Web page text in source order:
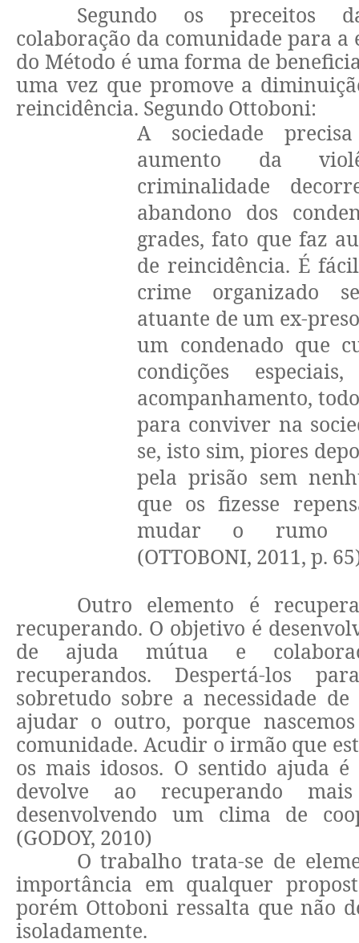
Segundo os preceitos
colaboração da comunidade para a
do Método é uma forma de
uma vez que promove a
reincidência. Segundo Ottoboni:
A sociedade
aumento da
criminalidade
abandono dos
grades, fato que faz
de reincidência. É
crime organizado
atuante de um ex-
um condenado que
condições
acompanhamento,
para conviver na
se, isto sim, piores
pela prisão sem
que os fizesse
mudar o rumo
(OTTOBONI, 2011, p.
Outro elemento é
recuperando. O objetivo é
de ajuda mútua e
recuperandos. Despertá-los
sobretudo sobre a necessidade
ajudar o outro, porque
comunidade. Acudir o irmão que
os mais idosos. O sentido ajuda
devolve ao recuperando
desenvolvendo um clima de
(GODOY, 2010)
O trabalho trata-se de
importância em qualquer
porém Ottoboni ressalta que não
isoladamente.